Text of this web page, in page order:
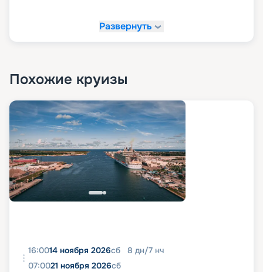
Развернуть
Похожие круизы
16:0014 ноября 2026сб 8 дн/7 нч
07:0021 ноября 2026сб